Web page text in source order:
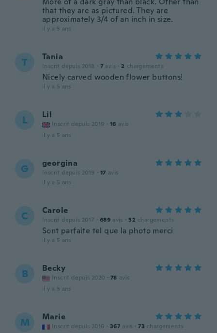
that they are as pictured. They are
approximately 3/4 of an inch in size.
il y a 5 ans
T Tania
Inscrit depuis 2018 · 7 avis · 2 chargements
Nicely carved wooden flower buttons!
il y a 5 ans
L Lil
Inscrit depuis 2019 · 16 avis
il y a 5 ans
G georgina
Inscrit depuis 2019 · 17 avis
il y a 5 ans
C Carole
Inscrit depuis 2017 · 689 avis · 32 chargements
Sont parfaite tel que la photo merci
il y a 5 ans
B Becky
Inscrit depuis 2020 · 78 avis
il y a 5 ans
M Marie
Inscrit depuis 2016 · 367 avis · 73 chargements